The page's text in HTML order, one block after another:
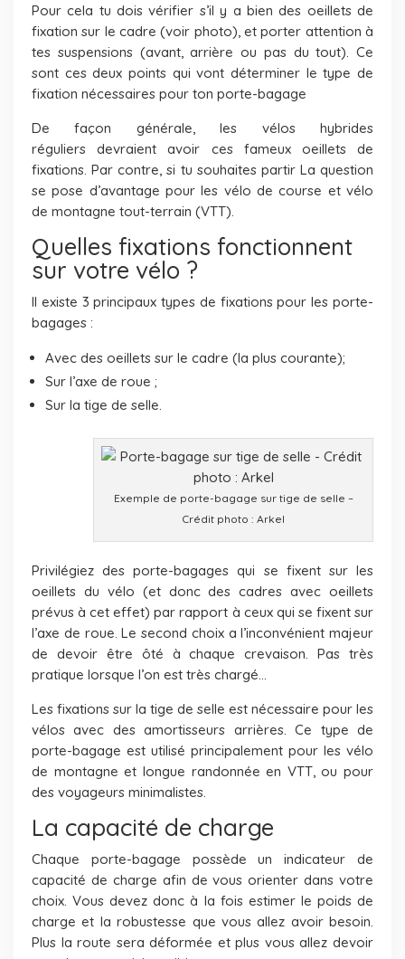
Pour cela tu dois vérifier s’il y a bien des oeillets de
fixation sur le cadre (voir photo), et porter attention à
tes suspensions (avant, arrière ou pas du tout). Ce
sont ces deux points qui vont déterminer le type de
fixation nécessaires pour ton porte-bagage
De façon générale, les vélos hybrides
réguliers devraient avoir ces fameux oeillets de
fixations. Par contre, si tu souhaites partir La question
se pose d’avantage pour les vélo de course et vélo
de montagne tout-terrain (VTT).
Quelles fixations fonctionnent
sur votre vélo ?
Il existe 3 principaux types de fixations pour les porte-
bagages :
Avec des oeillets sur le cadre (la plus courante);
Sur l’axe de roue ;
Sur la tige de selle.
Exemple de porte-bagage sur tige de selle –
Crédit photo : Arkel
Privilégiez des porte-bagages qui se fixent sur les
oeillets du vélo (et donc des cadres avec oeillets
prévus à cet effet) par rapport à ceux qui se fixent sur
l’axe de roue. Le second choix a l’inconvénient majeur
de devoir être ôté à chaque crevaison. Pas très
pratique lorsque l’on est très chargé…
Les fixations sur la tige de selle est nécessaire pour les
vélos avec des amortisseurs arrières. Ce type de
porte-bagage est utilisé principalement pour les vélo
de montagne et longue randonnée en VTT, ou pour
des voyageurs minimalistes.
La capacité de charge
Chaque porte-bagage possède un indicateur de
capacité de charge afin de vous orienter dans votre
choix. Vous devez donc à la fois estimer le poids de
charge et la robustesse que vous allez avoir besoin.
Plus la route sera déformée et plus vous allez devoir